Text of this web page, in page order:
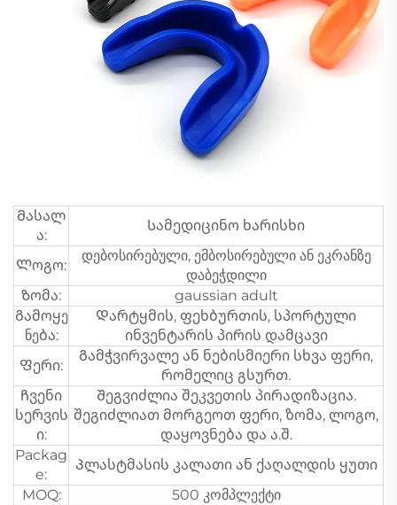
Მასალ
ა:
Სამედიცინო ხარისხი
Ლოგო:
დებოსირებული, ემბოსირებული ან ეკრანზე
დაბეჭდილი
Ზომა:
gaussian adult
Გამოყე
ნება:
Დარტყმის, ფეხბურთის, სპორტული
ინვენტარის პირის დამცავი
Ფერი:
Გამჭვირვალე ან ნებისმიერი სხვა ფერი,
რომელიც გსურთ.
Ჩვენი
სერვის
ი:
Შეგვიძლია შეკვეთის პირადიზაცია.
შეგიძლიათ მორგეოთ ფერი, ზომა, ლოგო,
დაყოვნება და ა.შ.
Packag
e:
Პლასტმასის კალათი ან ქაღალდის ყუთი
MOQ:
500 კომპლექტი